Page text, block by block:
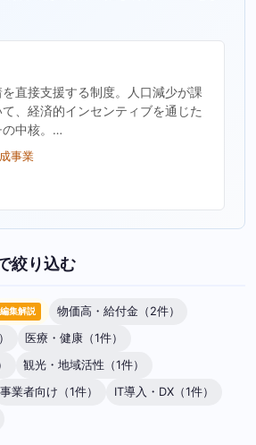
直接支援する制度。人口減少が課
、経済的インセンティブを通じた
の中核。…
事業
絞り込む
集解説
物価高・給付金（2件）
医療・健康（1件）
観光・地域活性（1件）
事業者向け（1件）
IT導入・DX（1件）